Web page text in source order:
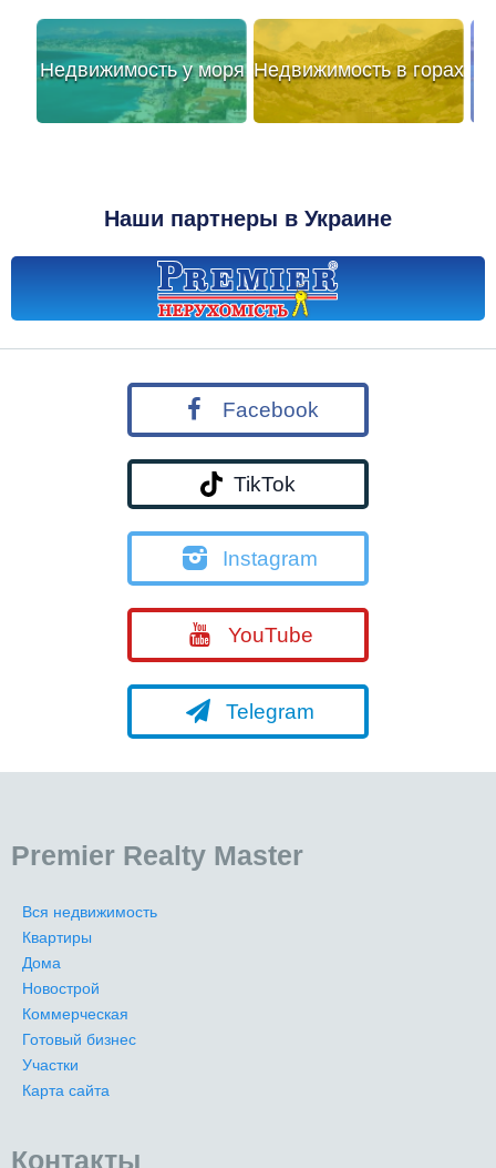
Недвижимость у моря Недвижимость в горах
Наши партнеры в Украине
Facebook
TikTok
Instagram
YouTube
Telegram
Premier Realty Master
Вся недвижимость
Квартиры
Дома
Новострой
Коммерческая
Готовый бизнес
Участки
Карта сайта
Контакты